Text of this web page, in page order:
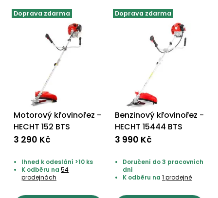
Doprava zdarma
Motorový křovinořez -
HECHT 152 BTS
3 290 Kč
Ihned k odeslání >10 ks
K odběru na 54
prodejnách
Doprava zdarma
Benzinový křovinořez -
HECHT 15444 BTS
3 990 Kč
Doručení do 3 pracovních
dní
K odběru na 1 prodejně